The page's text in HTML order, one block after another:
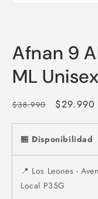
una
ventana
modal
Afnan 9
ML Unisex
Precio
$38.990
Precio
oferta
$29.990
🏪 Disponibilidad
📍 Los Leones -
Local P35G